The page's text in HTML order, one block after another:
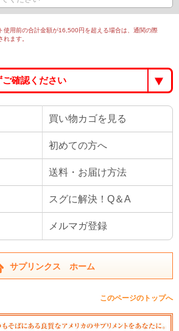
使用前の合計金額が16,500円を超える場合は、通関の際
れます。
確認ください
買い物カゴを見る
初めての方へ
送料・お届け方法
スグに解決！Q＆A
メルマガ登録
サプリンクス ホーム
このページのトップへ